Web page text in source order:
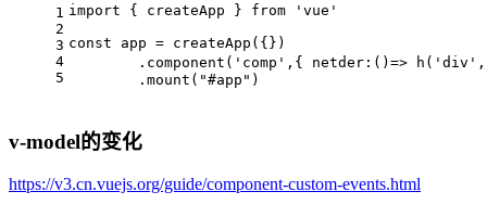
1
2
3
4
5
import { createApp } from
'vue'
const app = createApp ({})
	.
component ( 'comp' ,{ netder : ()=> h ( 'div' ,
	.
mount ( "#app" )
v-model的变化
https://v3.cn.vuejs.org/guide/component-custom-events.html